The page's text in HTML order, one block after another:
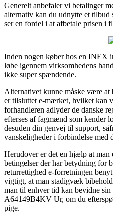
Generelt anbefaler vi betalinger
alternativ kan du udnytte et
ser en fordel i at afbetale prisen i
Inden nogen køber hos en INEX
løbe igennem virksomhedens
ikke super spændende.
Alternativet kunne måske være
er tilsluttet e-mærket, hvilket kan
forhandleren adlyder de danske
efterses af fagmænd som kender
desuden din genvej til support,
vanskeligheder i forbindelse med
Herudover er det en hjælp at man
betingelser der har betydning for
returrettighed e-forretningen
vigtigt, at man stadigvæk
man til enhver tid kan bevidne
A64149B4KV Ur, om du
pige.